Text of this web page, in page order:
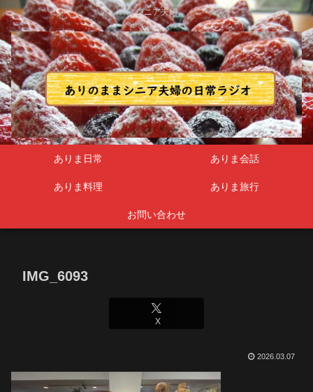
シニア夫婦
ありま日常 ありま会話
ありま料理 ありま旅行
お問い合わせ
IMG_6093
X
2026.03.07